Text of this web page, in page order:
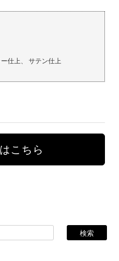
仕上、 サテン仕上
こちら